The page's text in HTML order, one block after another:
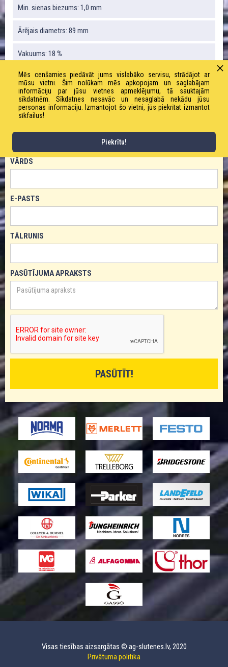
Min. sienas biezums: 1,0 mm
Ārējais diametrs: 89 mm
Vakuums: 18 %
Svars: 680 g / m
Liekuma radiuss: 98 mm
VĀRDS
E-PASTS
TĀLRUNIS
PASŪTĪJUMA APRAKSTS
Visas tiesības aizsargātas © ag-slutenes.lv, 2020
Privātuma politika
Mēs cenšamies piedāvāt jums vislabāko servisu, strādājot ar
mūsu vietni. Šim nolūkam mēs apkopojam un saglabājam
informāciju par jūsu vietnes apmeklējumu, tā sauktajām
sīkdatnēm. Sīkdatnes nesavāc un nesaglabā nekādu jūsu
personas informāciju. Izmantojot šo vietni, jūs piekrītat izmantot
sīkfailus!
Piekrītu!